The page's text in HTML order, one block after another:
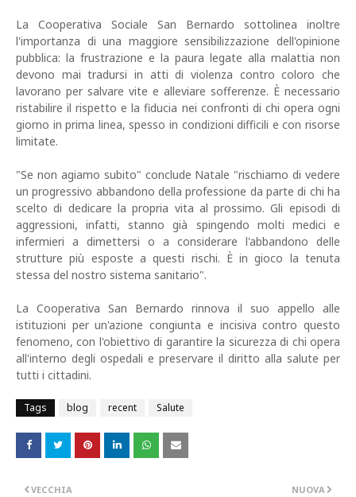
La Cooperativa Sociale San Bernardo sottolinea inoltre
l'importanza di una maggiore sensibilizzazione dell'opinione
pubblica: la frustrazione e la paura legate alla malattia non
devono mai tradursi in atti di violenza contro coloro che
lavorano per salvare vite e alleviare sofferenze. È necessario
ristabilire il rispetto e la fiducia nei confronti di chi opera ogni
giorno in prima linea, spesso in condizioni difficili e con risorse
limitate.
"Se non agiamo subito" conclude Natale "rischiamo di vedere
un progressivo abbandono della professione da parte di chi ha
scelto di dedicare la propria vita al prossimo. Gli episodi di
aggressioni, infatti, stanno già spingendo molti medici e
infermieri a dimettersi o a considerare l'abbandono delle
strutture più esposte a questi rischi. È in gioco la tenuta
stessa del nostro sistema sanitario".
La Cooperativa San Bernardo rinnova il suo appello alle
istituzioni per un'azione congiunta e incisiva contro questo
fenomeno, con l'obiettivo di garantire la sicurezza di chi opera
all'interno degli ospedali e preservare il diritto alla salute per
tutti i cittadini.
Tags blog recent Salute
NUOVA
VECCHIA